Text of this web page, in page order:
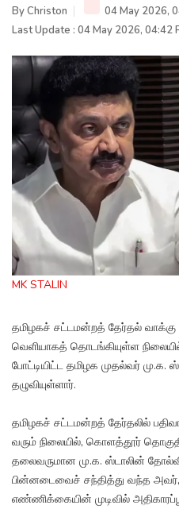
ByChriston
04 May 2026,
Last Update : 04 May 2026, 04:42
MK STALIN
தமிழகச் சட்டமன்றத் தேர்தல்
வெளியாகத் தொடங்கியுள்ள
போட்டியிட்ட தமிழக முதல்வர்
தழுவியுள்ளார்.
தமிழகச் சட்டமன்றத் தேர்தலில்
வரும் நிலையில், கொளத்தூர்
தலைவருமான மு.க. ஸ்டாலின்
பின்னடைவைச் சந்தித்து வந்த அவர்,
எண்ணிக்கையின் முடிவில்